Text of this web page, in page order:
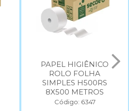
PAPEL HIGIÊNICO
ROLO FOLHA
SIMPLES H500RS
8X500 METROS
Código: 6347